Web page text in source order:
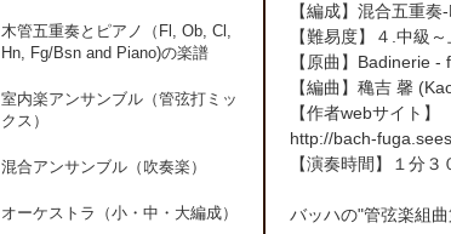
【編成】 混合五重奏
【難易度】４.中級
【原曲】Badinerie
【編曲】 穐吉 馨
【作者webサイト】
http://bach-
【演奏時間】１分３
バッハの"管弦楽組
木管五重奏とピアノ（Fl, Ob, Cl,
Hn, Fg/Bsn and Piano)の楽譜
室内楽アンサンブル（管弦打ミッ
クス）
混合アンサンブル（吹奏楽）
オーケストラ（小・中・大編成）